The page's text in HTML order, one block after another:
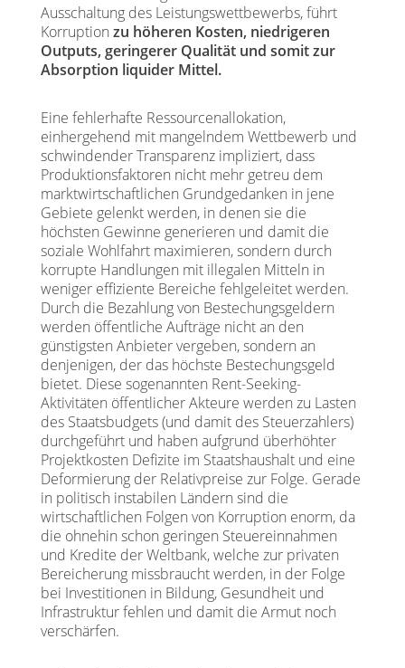
Ausschaltung des Leistungswettbewerbs, führt
Korruption zu höheren Kosten, niedrigeren
Outputs, geringerer Qualität und somit zur
Absorption liquider Mittel.
Eine fehlerhafte Ressourcenallokation,
einhergehend mit mangelndem Wettbewerb und
schwindender Transparenz impliziert, dass
Produktionsfaktoren nicht mehr getreu dem
marktwirtschaftlichen Grundgedanken in jene
Gebiete gelenkt werden, in denen sie die
höchsten Gewinne generieren und damit die
soziale Wohlfahrt maximieren, sondern durch
korrupte Handlungen mit illegalen Mitteln in
weniger effiziente Bereiche fehlgeleitet werden.
Durch die Bezahlung von Bestechungsgeldern
werden öffentliche Aufträge nicht an den
günstigsten Anbieter vergeben, sondern an
denjenigen, der das höchste Bestechungsgeld
bietet. Diese sogenannten Rent-Seeking-
Aktivitäten öffentlicher Akteure werden zu Lasten
des Staatsbudgets (und damit des Steuerzahlers)
durchgeführt und haben aufgrund überhöhter
Projektkosten Defizite im Staatshaushalt und eine
Deformierung der Relativpreise zur Folge. Gerade
in politisch instabilen Ländern sind die
wirtschaftlichen Folgen von Korruption enorm, da
die ohnehin schon geringen Steuereinnahmen
und Kredite der Weltbank, welche zur privaten
Bereicherung missbraucht werden, in der Folge
bei Investitionen in Bildung, Gesundheit und
Infrastruktur fehlen und damit die Armut noch
verschärfen.